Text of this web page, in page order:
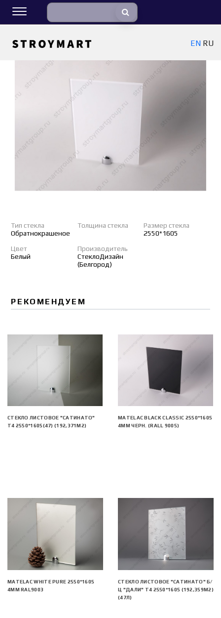
EN RU
Тип стекла
Обратнокрашеное
Толщина стекла
Размер стекла
2550*1605
Цвет
Белый
Производитель
СтеклоДизайн
(Белгород)
РЕКОМЕНДУЕМ
СТЕКЛО ЛИСТОВОЕ "САТИНАТО"
Т4 2550*1605(47) (192,371М2)
MATELAC BLACK CLASSIC 2550*1605
4ММ ЧЕРН. (RALL 9005)
MATELAC WHITE PURE 2550*1605
4ММ RAL9003
СТЕКЛО ЛИСТОВОЕ "САТИНАТО" Б/
Ц "ДАЛИ" Т4 2550*1605 (192,359М2)
(47Л)